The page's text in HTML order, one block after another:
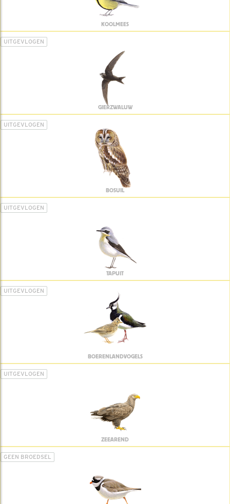
KOOLMEES
UITGEVLOGEN
GIERZWALUW
UITGEVLOGEN
BOSUIL
UITGEVLOGEN
TAPUIT
UITGEVLOGEN
BOERENLANDVOGELS
UITGEVLOGEN
ZEEAREND
GEEN BROEDSEL